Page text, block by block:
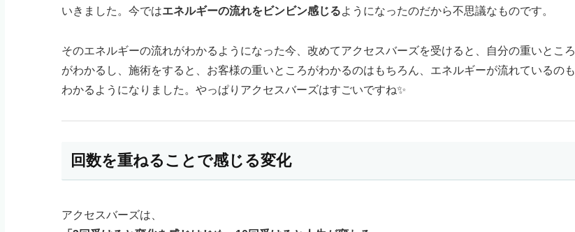
いきました。今ではエネルギーの流れをビンビン感じるようになったのだから不思議なものです。
そのエネルギーの流れがわかるようになった今、改めてアクセスバーズを受けると、自分の重いところ
がわかるし、施術をすると、お客様の重いところがわかるのはもちろん、エネルギーが流れているのも
わかるようになりました。やっぱりアクセスバーズはすごいですね✨
回数を重ねることで感じる変化
アクセスバーズは、